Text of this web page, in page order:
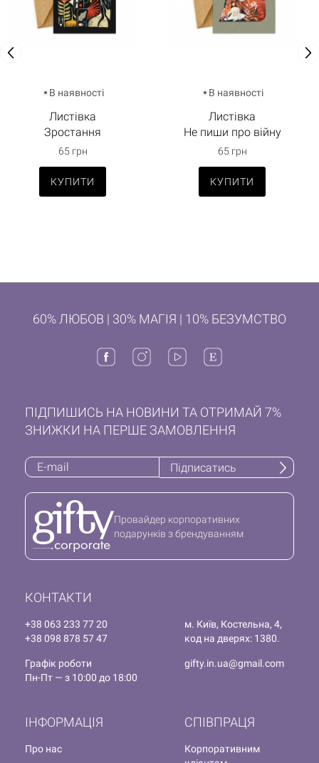
В наявності
Листівка
Зростання
65 грн
КУПИТИ
В наявності
Листівка
Не пиши про війну
65 грн
КУПИТИ
60% ЛЮБОВ | 30% МАГІЯ | 10% БЕЗУМСТВО
КОНТАКТИ
+38 063 233 77 20
+38 098 878 57 47
м. Київ, Костельна, 4,
код на дверях: 1380.
Графік роботи
Пн-Пт — з 10:00 до 18:00
gifty.in.ua@gmail.com
СПІВПРАЦЯ
Корпоративним
ІНФОРМАЦІЯ
Про нас
ПІДПИШИСЬ НА НОВИНИ ТА ОТРИМАЙ 7%
ЗНИЖКИ НА ПЕРШЕ ЗАМОВЛЕННЯ
Підписатись
Провайдер корпоративних
подарунків з брендуванням